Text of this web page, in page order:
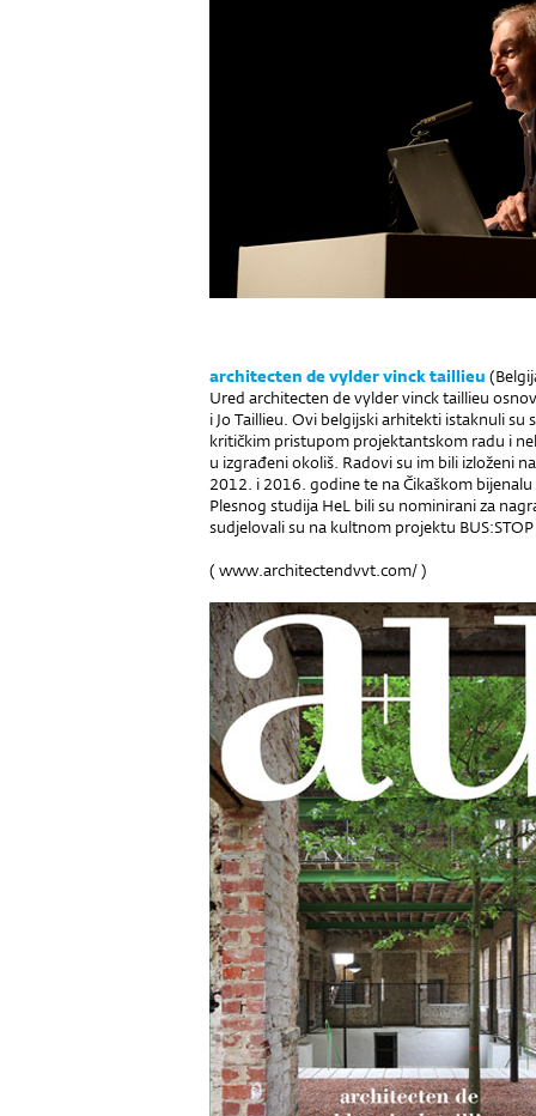
architecten de vylder vinck taillieu
Ured architecten de vylder vinck taillieu
i Jo Taillieu. Ovi belgijski arhitekti istaknuli
kritičkim pristupom projektantskom radu i
u izgrađeni okoliš. Radovi su im bili izloženi
2012. i 2016. godine te na Čikaškom
Plesnog studija HeL bili su nominirani za
sudjelovali su na kultnom projektu
( www.architectendvvt.com/)